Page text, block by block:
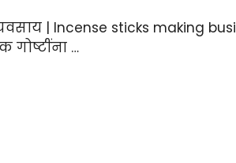
| Incense sticks making
गोष्टींना …